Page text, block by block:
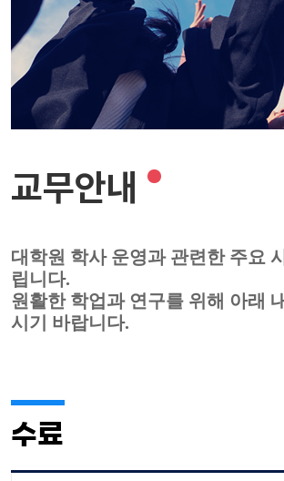
교무안내
대학원 학사 운영과 관련한 주요
립니다.
원활한 학업과 연구를 위해 아래
시기 바랍니다.
수료